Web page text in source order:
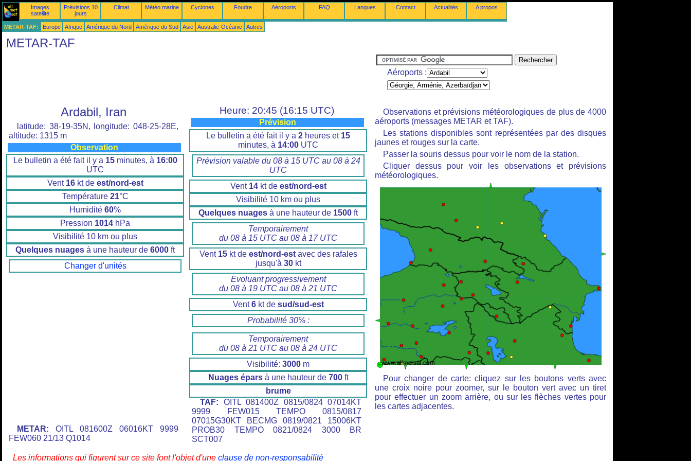
Images
satellite
Prévisions 10
jours
Climat Météo marine Cyclones Foudre Aéroports FAQ Langues Contact Actualités A propos
METAR-TAF: Europe Afrique Amérique du Nord Amérique du Sud Asie Australie-Océanie Autres
METAR-TAF
Aéroports :
Ardabil, Iran
latitude: 38-19-35N, longitude: 048-25-28E,
altitude: 1315 m
Observation
Le bulletin a été fait il y a 15minutes, à 16:00
UTC
Vent 16kt de est/nord-est
Température 21°C
Humidité 60%
Pression 1014 hPa
Visibilité 10 km ou plus
Quelques nuages à une hauteur de 6000 ft
Changer d'unités
METAR: OITL 081600Z 06016KT 9999
FEW060 21/13 Q1014
Heure: 20:45 (16:15 UTC)
Prévision
Le bulletin a été fait il y a 2 heures et 15
minutes, à 14:00 UTC
Prévision valable du 08 à 15 UTC au 08 à 24
UTC
Vent 14kt de est/nord-est
Visibilité 10 km ou plus
Quelques nuages à une hauteur de 1500 ft
Temporairement
du 08 à 15 UTC au 08 à 17 UTC
Vent 15kt de est/nord-estavec des rafales
jusqu'à 30kt
Evoluant progressivement
du 08 à 19 UTC au 08 à 21 UTC
Vent6kt de sud/sud-est
Probabilité 30% :
Temporairement
du 08 à 21 UTC au 08 à 24 UTC
Visibilité: 3000 m
Nuages éparsà une hauteur de 700ft
brume
TAF: OITL 081400Z 0815/0824 07014KT
9999 FEW015 TEMPO 0815/0817
07015G30KT BECMG 0819/0821 15006KT
PROB30 TEMPO 0821/0824 3000 BR
SCT007
Observations et prévisions météorologiques de plus de 4000
aéroports (messages METAR et TAF).
Les stations disponibles sont représentées par des disques
jaunes et rouges sur la carte.
Passer la souris dessus pour voir le nom de la station.
Cliquer dessus pour voir les observations et prévisions
météorologiques.
Pour changer de carte: cliquez sur les boutons verts avec
une croix noire pour zoomer, sur le bouton vert avec un tiret
pour effectuer un zoom arrière, ou sur les flèches vertes pour
les cartes adjacentes.
Les informations qui figurent sur ce site font l'objet d'une clause de non-responsabilité